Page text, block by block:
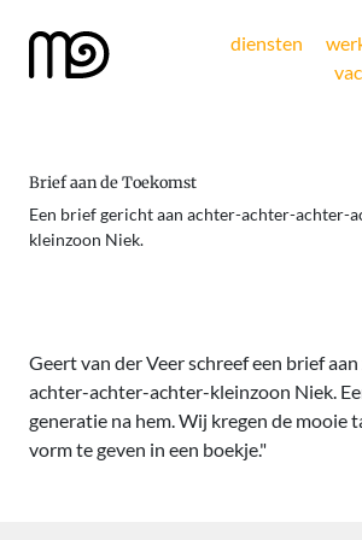
diensten
Brief aan de Toekomst
Een brief gericht aan achter-achter-achter-
kleinzoon Niek.
Geert van der Veer schreef een brief
achter-achter-achter-kleinzoon Niek.
generatie na hem. Wij kregen de mooie
vorm te geven in een boekje."